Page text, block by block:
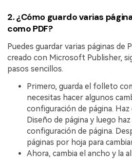
2.¿Cómo guardo varias
como PDF?
Puedes guardar varias páginas de
creado con Microsoft Publisher,
pasos sencillos.
Primero, guarda el folleto
necesitas hacer algunos
configuración de página.
Diseño de página y luego
configuración de página.
páginas por hoja para
Ahora, cambia el ancho y la